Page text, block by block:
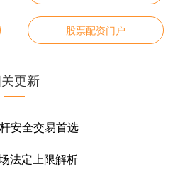
股票配资门户
更新
安全交易首选
法定上限解析